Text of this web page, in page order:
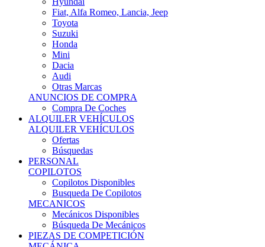
Toyota
Suzuki
Honda
Mini
Dacia
Audi
Otras Marcas
ANUNCIOS DE COMPRA
Compra De Coches
ALQUILER VEHÍCULOS
ALQUILER VEHÍCULOS
Ofertas
Búsquedas
PERSONAL
COPILOTOS
Copilotos Disponibles
Busqueda De Copilotos
MECANICOS
Mecánicos Disponibles
Búsqueda De Mecánicos
PIEZAS DE COMPETICIÓN
MECÁNICA
Motores